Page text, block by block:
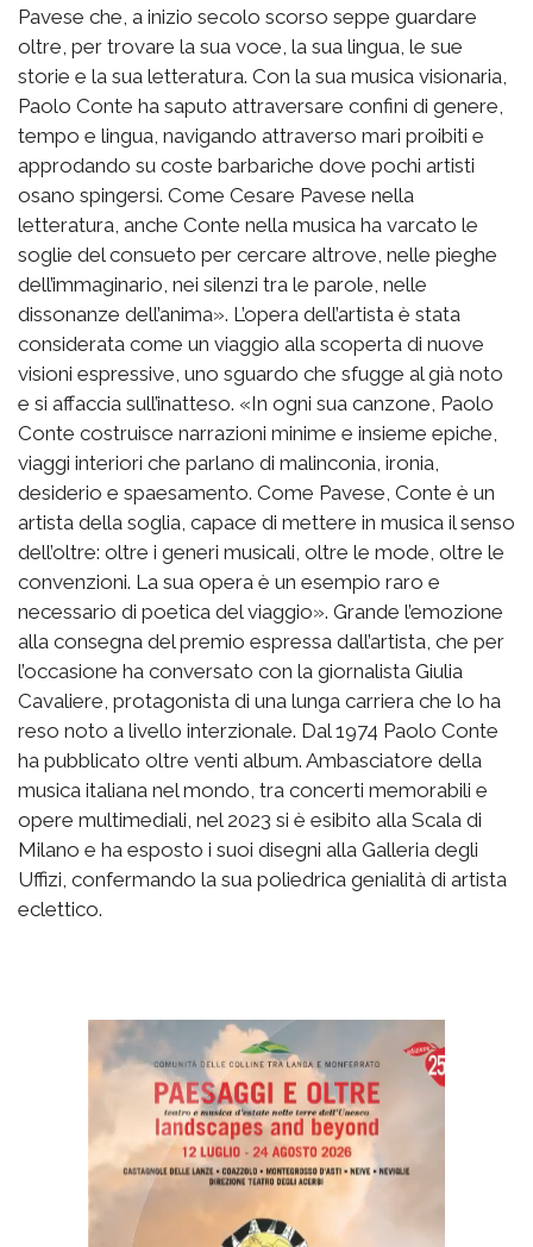
Pavese che, a inizio secolo scorso seppe guardare
oltre, per trovare la sua voce, la sua lingua, le sue
storie e la sua letteratura. Con la sua musica visionaria,
Paolo Conte ha saputo attraversare confini di genere,
tempo e lingua, navigando attraverso mari proibiti e
approdando su coste barbariche dove pochi artisti
osano spingersi. Come Cesare Pavese nella
letteratura, anche Conte nella musica ha varcato le
soglie del consueto per cercare altrove, nelle pieghe
dell’immaginario, nei silenzi tra le parole, nelle
dissonanze dell’anima». L’opera dell’artista è stata
considerata come un viaggio alla scoperta di nuove
visioni espressive, uno sguardo che sfugge al già noto
e si affaccia sull’inatteso. «In ogni sua canzone, Paolo
Conte costruisce narrazioni minime e insieme epiche,
viaggi interiori che parlano di malinconia, ironia,
desiderio e spaesamento. Come Pavese, Conte è un
artista della soglia, capace di mettere in musica il senso
dell’oltre: oltre i generi musicali, oltre le mode, oltre le
convenzioni. La sua opera è un esempio raro e
necessario di poetica del viaggio». Grande l’emozione
alla consegna del premio espressa dall’artista, che per
l’occasione ha conversato con la giornalista Giulia
Cavaliere, protagonista di una lunga carriera che lo ha
reso noto a livello interzionale. Dal 1974 Paolo Conte
ha pubblicato oltre venti album. Ambasciatore della
musica italiana nel mondo, tra concerti memorabili e
opere multimediali, nel 2023 si è esibito alla Scala di
Milano e ha esposto i suoi disegni alla Galleria degli
Uffizi, confermando la sua poliedrica genialità di artista
eclettico.